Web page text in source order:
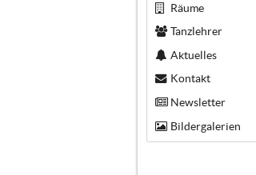
Räume
Tanzlehrer
Aktuelles
Kontakt
Newsletter
Bildergalerien